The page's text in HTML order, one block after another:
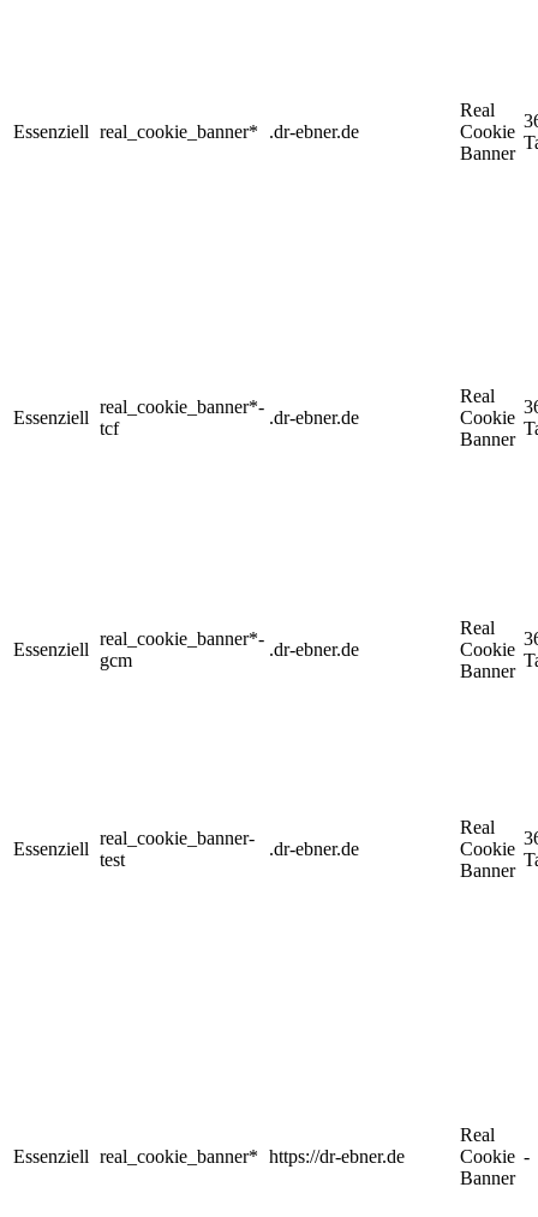
Essenziell real_cookie_banner* .dr-ebner.de
Real
Cookie
Banner
Essenziell
real_cookie_banner*-
tcf
.dr-ebner.de
Real
Cookie
Banner
Essenziell
real_cookie_banner*-
gcm
.dr-ebner.de
Real
Cookie
Banner
Essenziell
real_cookie_banner-
test
.dr-ebner.de
Real
Cookie
Banner
Essenziell real_cookie_banner* https://dr-ebner.de
Real
Cookie
Banner
-